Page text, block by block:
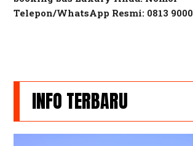
Telepon/WhatsApp Resmi: 0813
INFO TERBARU